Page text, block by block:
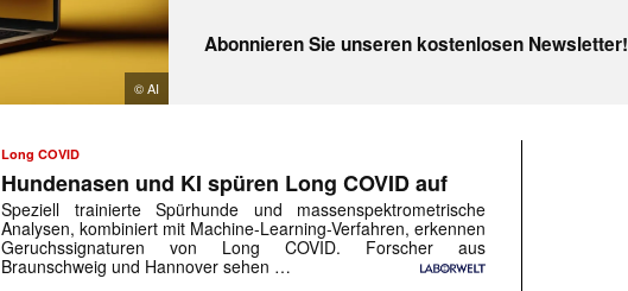
© AI
Abonnieren Sie unseren kostenlosen Newsletter!
Long COVID
Hundenasen und KI spüren Long COVID auf
Speziell trainierte Spürhunde und massenspektrometrische
Analysen, kombiniert mit Machine-Learning-Verfahren, erkennen
Geruchssignaturen von Long COVID. Forscher aus
Braunschweig und Hannover sehen …